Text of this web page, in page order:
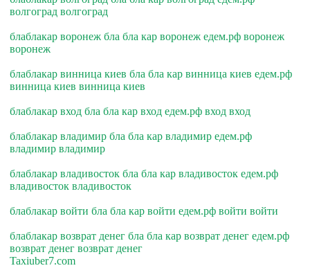
волгоград волгоград
блаблакар воронеж бла бла кар воронеж едем.рф воронеж
воронеж
блаблакар винница киев бла бла кар винница киев едем.рф
винница киев винница киев
блаблакар вход бла бла кар вход едем.рф вход вход
блаблакар владимир бла бла кар владимир едем.рф
владимир владимир
блаблакар владивосток бла бла кар владивосток едем.рф
владивосток владивосток
блаблакар войти бла бла кар войти едем.рф войти войти
блаблакар возврат денег бла бла кар возврат денег едем.рф
возврат денег возврат денег
Taxiuber7.com